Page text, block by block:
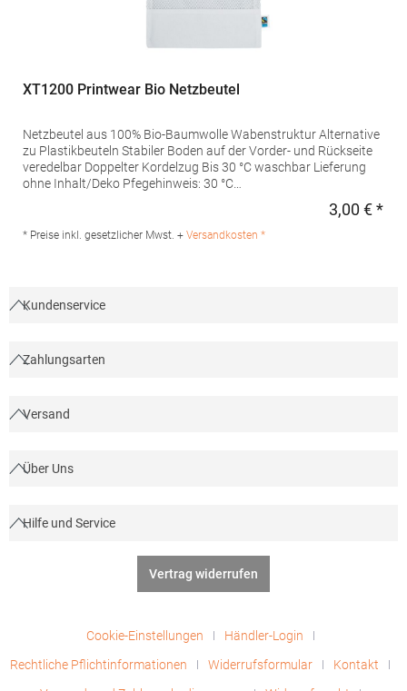
XT1200 Printwear Bio Netzbeutel
Netzbeutel aus 100% Bio-Baumwolle Wabenstruktur Alternative
zu Plastikbeuteln Stabiler Boden auf der Vorder- und Rückseite
veredelbar Doppelter Kordelzug Bis 30 °C waschbar Lieferung
ohne Inhalt/Deko Pfegehinweis: 30 °C
XT1100Hersteller: printwear.eu GmbH & Co. KG Rheinlanddamm
3,00 € *
* Preise inkl. gesetzlicher Mwst. + Versandkosten *
Kundenservice
Zahlungsarten
Versand
Über Uns
Hilfe und Service
Vertrag widerrufen
Cookie-Einstellungen
Händler-Login
Rechtliche Pflichtinformationen
Widerrufsformular
Kontakt